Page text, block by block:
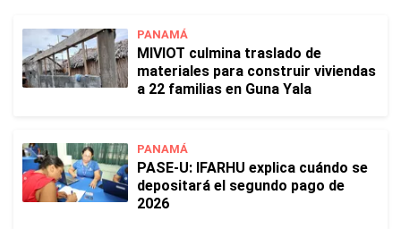
PANAMÁ
MIVIOT culmina traslado de
materiales para construir viviendas
a 22 familias en Guna Yala
PANAMÁ
PASE-U: IFARHU explica cuándo se
depositará el segundo pago de
2026